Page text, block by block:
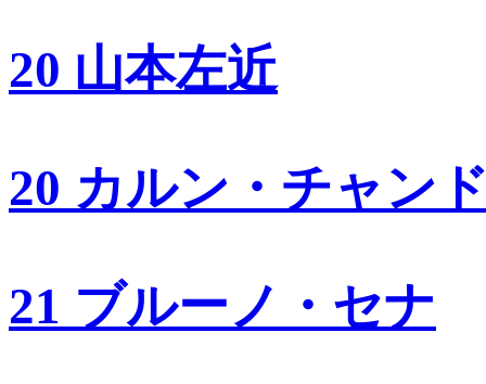
20 山本左近
20 カルン・チャン
21 ブルーノ・セナ